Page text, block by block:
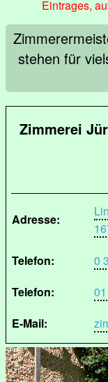
Eintrages,
stehen für
Zimmerei
Adresse:
Telefon:
0
Telefon:
E-Mail: